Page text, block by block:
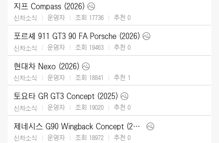
지프 Compass (2026)
신차소식 운영자 조회 17736 추천 0
포르셰 911 GT3 90 FA Porsche (2026)
신차소식 운영자 조회 19463 추천 0
현대차 Nexo (2026)
신차소식 운영자 조회 18841 추천 1
토요타 GR GT3 Concept (2025)
신차소식 운영자 조회 19020 추천 0
제네시스 G90 Wingback Concept (2025)
신차소식 운영자 조회 18972 추천 0